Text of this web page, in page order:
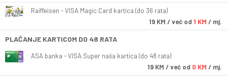
Raiffeisen - VISA Magic Card kartica (do 36 rata)
19 KM / već od 1 KM / mj.
PLAĆANJE KARTICOM DO 48 RATA
ASA banka - VISA Super naša kartica (do 48 rata)
19 KM / već od 0 KM / mj.